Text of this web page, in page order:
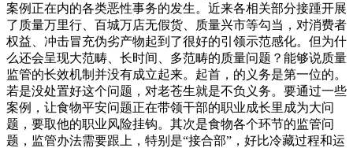
案例正在内的各类恶性事务的发生。近来各相关部分接踵开展
了质量万里行、百城万店无假货、质量兴市等勾当，对消费者
权益、冲击冒充伪劣产物起到了很好的引领示范感化。但为什
么还会呈现大范畴、长时间、多范畴的质量问题？能够说质量
监管的长效机制并没有成立起来。起首，的义务是第一位的。
若是没处置好这个问题，对老苍生就是不负义务。要通过一些
案例，让食物平安问题正在带领干部的职业成长里成为大问
题，要取他的职业风险挂钩。其次是食物各个环节的监管问
题，监管办法需要跟上，特别是“接合部”，好比冷藏过程和运